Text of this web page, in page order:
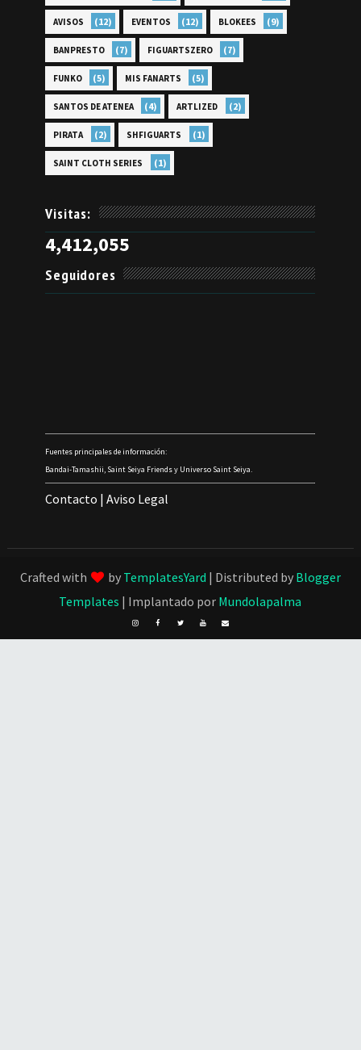
AVISOS (12) EVENTOS (12) BLOKEES (9)
BANPRESTO (7) FIGUARTSZERO (7)
FUNKO (5) MIS FANARTS (5)
SANTOS DE ATENEA (4) ARTLIZED (2)
PIRATA (2) SHFIGUARTS (1)
SAINT CLOTH SERIES (1)
Visitas:
4,412,055
Seguidores
Fuentes principales de información:
Bandai-Tamashii, Saint Seiya Friends y Universo Saint Seiya.
Contacto |Aviso Legal
Crafted with by TemplatesYard | Distributed by Blogger
Templates | Implantado por Mundolapalma